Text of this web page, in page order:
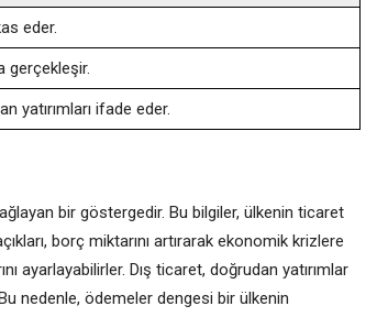
eder.
gerçekleşir.
yatırımları ifade eder.
bir göstergedir. Bu bilgiler, ülkenin ticaret
borç miktarını artırarak ekonomik krizlere
ayarlayabilirler. Dış ticaret, doğrudan yatırımlar
nedenle, ödemeler dengesi bir ülkenin